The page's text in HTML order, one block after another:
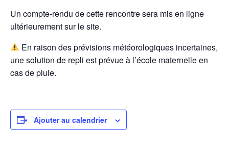
Un compte-rendu de cette rencontre sera mis en ligne
ultérieurement sur le site.
En raison des prévisions météorologiques incertaines,
une solution de repli est prévue à l’école maternelle en
cas de pluie.
Ajouter au calendrier